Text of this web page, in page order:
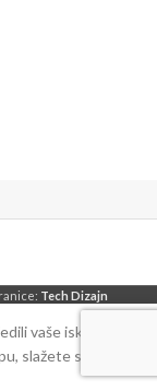
Tech Dizajn
vaše iskustvo
slažete se sa